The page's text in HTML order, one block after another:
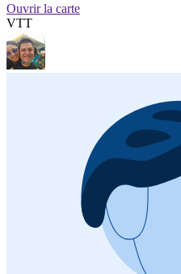
Ouvrir la carte
VTT